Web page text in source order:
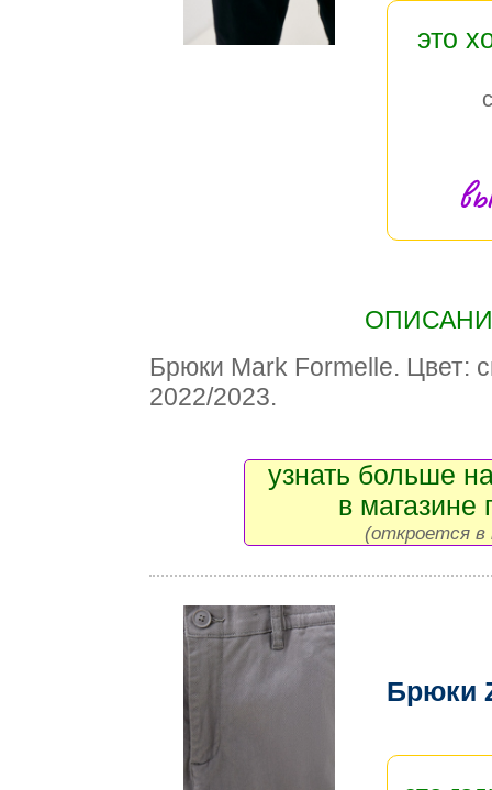
это
Брюки Mark Formelle. Цвет:
2022/2023.
узнать больше
в магазине
(откроется в
Брюки